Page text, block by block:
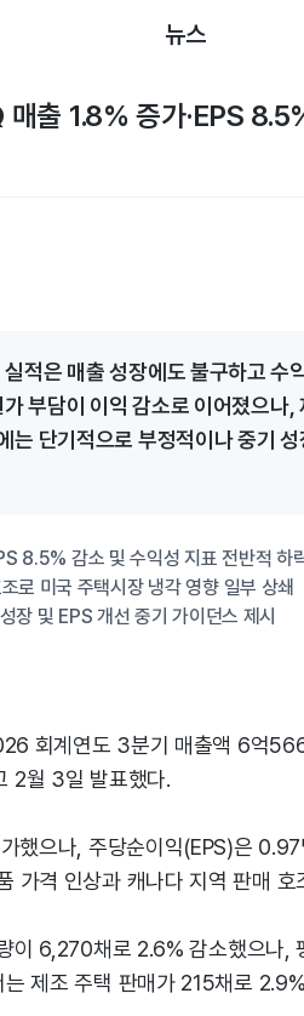
뉴스
출 1.8% 증가·EPS
적은 매출 성장에도 불구하고 수
부담이 이익 감소로 이어졌으나,
는 단기적으로 부정적이나 중기
8.5% 감소 및 수익성 지표 전반적 하
로 미국 주택시장 냉각 영향 일부 상쇄
및 EPS 개선 중기 가이던스 제시
회계연도 3분기 매출액 6억
2월 3일 발표했다.
했으나, 주당순이익(EPS)은
가격 인상과 캐나다 지역 판매
이 6,270채로 2.6% 감소했으나
제조 주택 판매가 215채로